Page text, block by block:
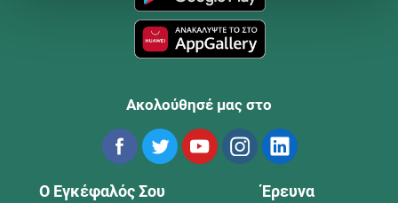
Ακολούθησέ μας στο
Ο Εγκέφαλός Σου Έρευνα